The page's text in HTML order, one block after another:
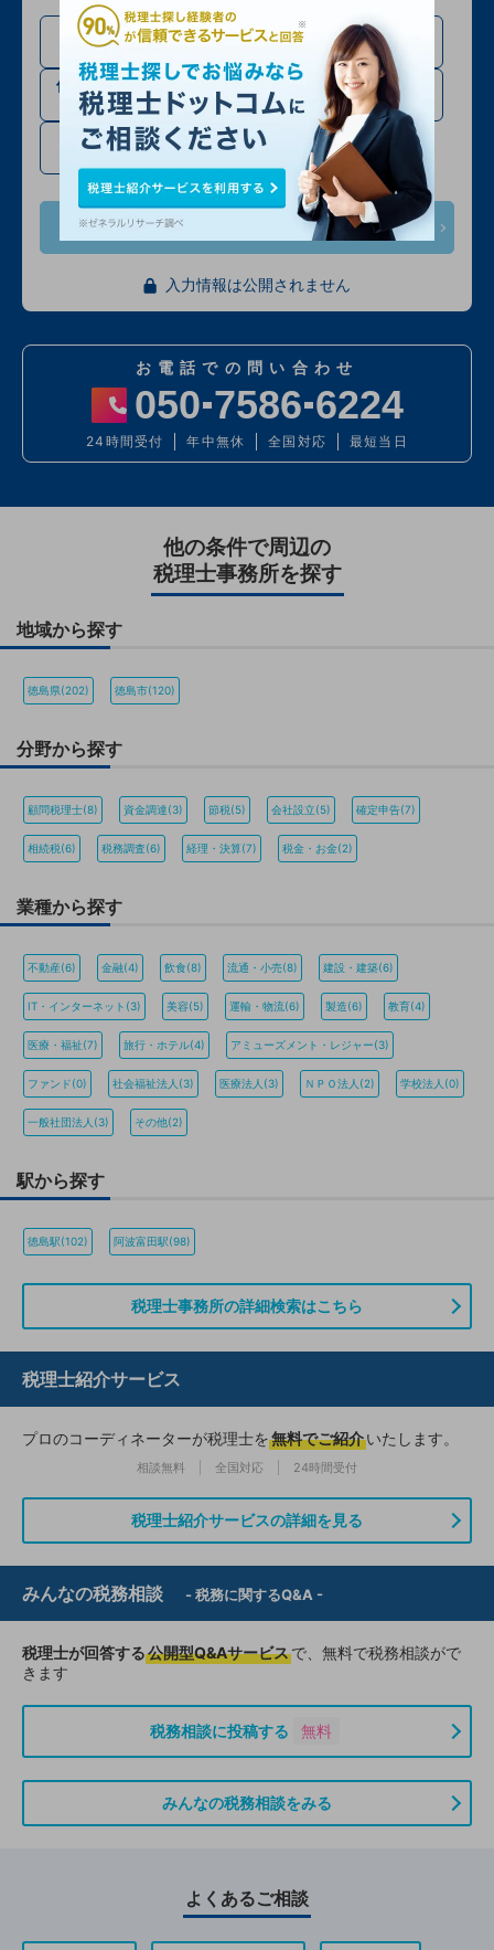
法人の方
法人設立・法人成り予定
の方
個人事業主・フリーラン
スの方
相続税申告の方
確定申告・その他
入力情報は公開されません
お電話での問い合わせ
050 7586 6224
24時間受付 年中無休 全国対応 最短当日
他の条件で周辺の
税理士事務所を探す
地域から探す
徳島県(202) 徳島市(120)
分野から探す
顧問税理士(8) 資金調達(3) 節税(5) 会社設立(5) 確定申告(7)
相続税(6) 税務調査(6) 経理・決算(7) 税金・お金(2)
業種から探す
不動産(6) 金融(4) 飲食(8) 流通・小売(8) 建設・建築(6)
IT・インターネット(3) 美容(5) 運輸・物流(6) 製造(6) 教育(4)
医療・福祉(7) 旅行・ホテル(4) アミューズメント・レジャー(3)
ファンド(0) 社会福祉法人(3) 医療法人(3) ＮＰＯ法人(2) 学校法人(0)
一般社団法人(3) その他(2)
駅から探す
徳島駅(102) 阿波富田駅(98)
税理士事務所の詳細検索はこちら
税理士紹介サービス
プロのコーディネーターが税理士を無料でご紹介いたします。
相談無料 全国対応 24時間受付
税理士紹介サービスの詳細を見る
みんなの税務相談 - 税務に関するQ&A -
税理士が回答する公開型Q&Aサービスで、無料で税務相談がで
きます
税務相談に投稿する 無料
みんなの税務相談をみる
よくあるご相談